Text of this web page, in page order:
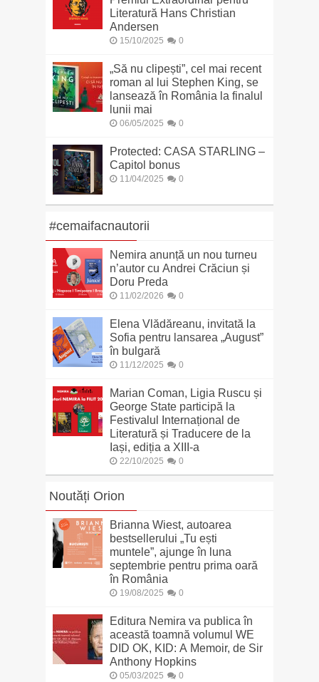
Literatură Hans Christian
Andersen
15/10/2025 0
„Să nu clipești”, cel mai recent
roman al lui Stephen King, se
lansează în România la finalul
lunii mai
06/05/2025 0
Protected: CASA STARLING –
Capitol bonus
11/04/2025 0
#cemaifacnautorii
Nemira anunță un nou turneu
n’autor cu Andrei Crăciun și
Doru Preda
11/02/2026 0
Elena Vlădăreanu, invitată la
Sofia pentru lansarea „August”
în bulgară
11/12/2025 0
Marian Coman, Ligia Ruscu și
George State participă la
Festivalul Internațional de
Literatură și Traducere de la
Iași, ediția a XIII-a
22/10/2025 0
Noutăți Orion
Brianna Wiest, autoarea
bestsellerului „Tu ești
muntele”, ajunge în luna
septembrie pentru prima oară
în România
19/08/2025 0
Editura Nemira va publica în
această toamnă volumul WE
DID OK, KID: A Memoir, de Sir
Anthony Hopkins
05/03/2025 0